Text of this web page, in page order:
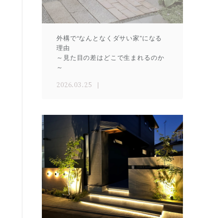
外構で“なんとなくダサい家”になる
理由
～見た目の差はどこで生まれるのか
～
2026.03.25